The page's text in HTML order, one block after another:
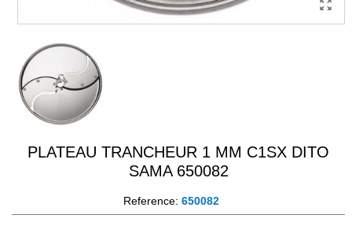
PLATEAU TRANCHEUR 1 MM C1SX DITO
SAMA 650082
Reference: 650082